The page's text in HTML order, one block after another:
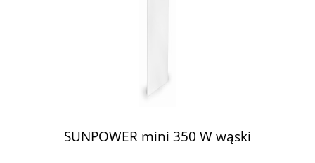
SUNPOWER mini 350 W wąski